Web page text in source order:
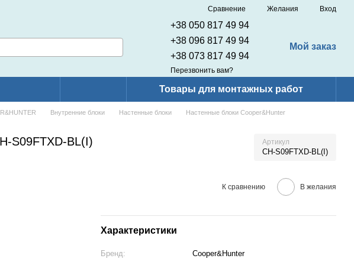
Сравнение Желания Вход
+38 050 817 49 94
+38 096 817 49 94
+38 073 817 49 94
Перезвонить вам?
Мой заказ
Товары для монтажных работ
Внутренние блоки Настенные блоки
Настенные блоки Cooper&Hunter
S09FTXD-BL(I) Артикул
CH-S09FTXD-BL(I)
К сравнению В желания
Характеристики
Бренд:
Cooper&Hunter